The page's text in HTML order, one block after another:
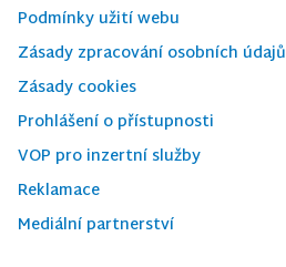
Podmínky užití webu
Zásady zpracování osobních údajů
Zásady cookies
Prohlášení o přístupnosti
VOP pro inzertní služby
Reklamace
Mediální partnerství